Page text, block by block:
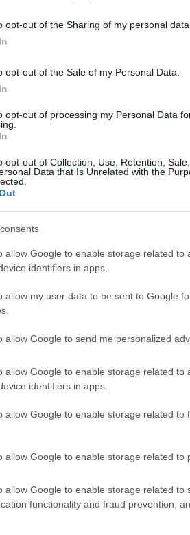
opt-out of the Sharing of my personal data.
opt-out of the Sale of my Personal Data.
opt-out of processing my Personal Data
opt-out of Collection, Use, Retention,
Data that Is Unrelated with the
allow Google to enable storage related to
identifiers in apps.
allow my user data to be sent to Google
allow Google to send me personalized
allow Google to enable storage related to
identifiers in apps.
allow Google to enable storage related to
allow Google to enable storage related to
allow Google to enable storage related to
functionality and fraud prevention,
hogy láthatjuk a vörös
fel az Énekelj! premierjén a
a skarlátpirosról, a vörös
de inkább visszafogjuk
velünk a színésznő pazar